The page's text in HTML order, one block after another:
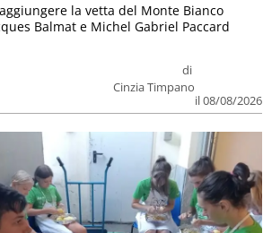
di
Cinzia Timpano
il 08/08/2026
la vetta del Monte Bianco
Balmat e Michel Gabriel Paccard